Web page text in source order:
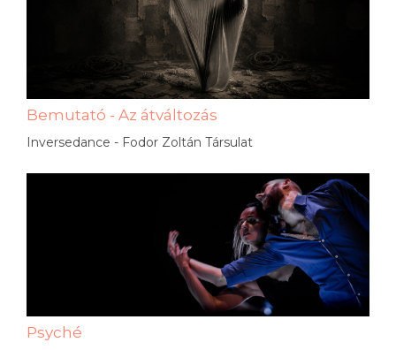
Bemutató - Az átváltozás
Inversedance - Fodor Zoltán Társulat
Psyché